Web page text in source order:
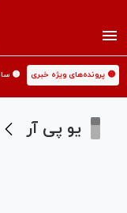
🟡 پرونده‌های ویژه خبری 🟡
یو پی آر